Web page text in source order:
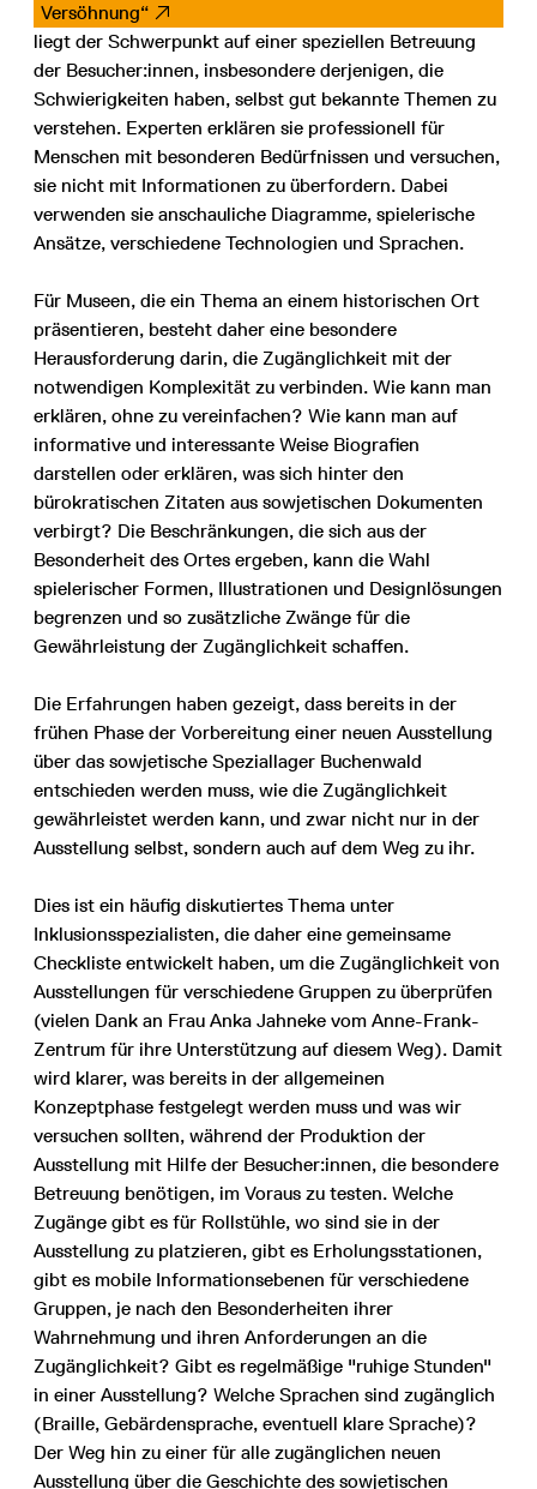
Versöhnung“
liegt der Schwerpunkt auf einer speziellen Betreuung
der Besucher:innen, insbesondere derjenigen, die
Schwierigkeiten haben, selbst gut bekannte Themen zu
verstehen. Experten erklären sie professionell für
Menschen mit besonderen Bedürfnissen und versuchen,
sie nicht mit Informationen zu überfordern. Dabei
verwenden sie anschauliche Diagramme, spielerische
Ansätze, verschiedene Technologien und Sprachen.
Für Museen, die ein Thema an einem historischen Ort
präsentieren, besteht daher eine besondere
Herausforderung darin, die Zugänglichkeit mit der
notwendigen Komplexität zu verbinden. Wie kann man
erklären, ohne zu vereinfachen? Wie kann man auf
informative und interessante Weise Biografien
darstellen oder erklären, was sich hinter den
bürokratischen Zitaten aus sowjetischen Dokumenten
verbirgt? Die Beschränkungen, die sich aus der
Besonderheit des Ortes ergeben, kann die Wahl
spielerischer Formen, Illustrationen und Designlösungen
begrenzen und so zusätzliche Zwänge für die
Gewährleistung der Zugänglichkeit schaffen.
Die Erfahrungen haben gezeigt, dass bereits in der
frühen Phase der Vorbereitung einer neuen Ausstellung
über das sowjetische Speziallager Buchenwald
entschieden werden muss, wie die Zugänglichkeit
gewährleistet werden kann, und zwar nicht nur in der
Ausstellung selbst, sondern auch auf dem Weg zu ihr.
Dies ist ein häufig diskutiertes Thema unter
Inklusionsspezialisten, die daher eine gemeinsame
Checkliste entwickelt haben, um die Zugänglichkeit von
Ausstellungen für verschiedene Gruppen zu überprüfen
(vielen Dank an Frau Anka Jahneke vom Anne-Frank-
Zentrum für ihre Unterstützung auf diesem Weg). Damit
wird klarer, was bereits in der allgemeinen
Konzeptphase festgelegt werden muss und was wir
versuchen sollten, während der Produktion der
Ausstellung mit Hilfe der Besucher:innen, die besondere
Betreuung benötigen, im Voraus zu testen. Welche
Zugänge gibt es für Rollstühle, wo sind sie in der
Ausstellung zu platzieren, gibt es Erholungsstationen,
gibt es mobile Informationsebenen für verschiedene
Gruppen, je nach den Besonderheiten ihrer
Wahrnehmung und ihren Anforderungen an die
Zugänglichkeit? Gibt es regelmäßige "ruhige Stunden"
in einer Ausstellung? Welche Sprachen sind zugänglich
(Braille, Gebärdensprache, eventuell klare Sprache)?
Der Weg hin zu einer für alle zugänglichen neuen
Ausstellung über die Geschichte des sowjetischen